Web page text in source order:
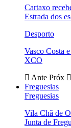
Cartaxo
Estrada dos
Desporto
Vasco Costa
XCO
Ante Próx
Freguesias
Freguesias
Vila Chã de
Junta de